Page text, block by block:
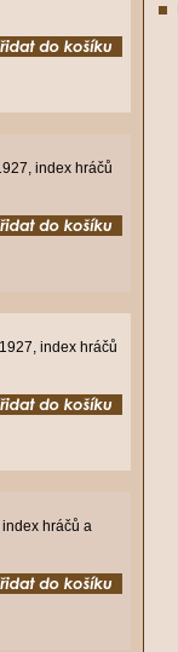
index hráčů
index hráčů
hráčů a